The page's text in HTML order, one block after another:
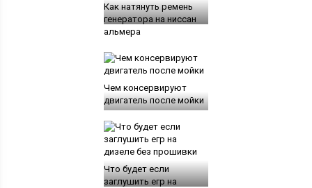
Как натянуть ремень
генератора на ниссан
альмера
Чем консервируют
двигатель после мойки
Что будет если
заглушить егр на